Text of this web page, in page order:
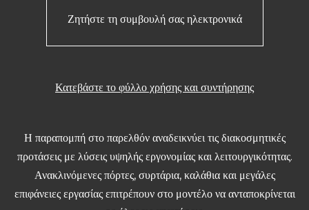
Ζητήστε τη συμβουλή σας ηλεκτρονικά
Κατεβάστε το φύλλο χρήσης και συντήρησης
Η παραπομπή στο παρελθόν αναδεικνύει τις διακοσμητικές
προτάσεις με λύσεις υψηλής εργονομίας και λειτουργικότητας.
Ανακλινόμενες πόρτες, συρτάρια, καλάθια και μεγάλες
επιφάνειες εργασίας επιτρέπουν στο μοντέλο να ανταποκρίνεται